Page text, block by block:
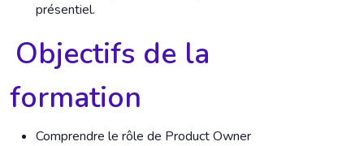
présentiel.
Objectifs de la
formation
Comprendre le rôle de Product Owner